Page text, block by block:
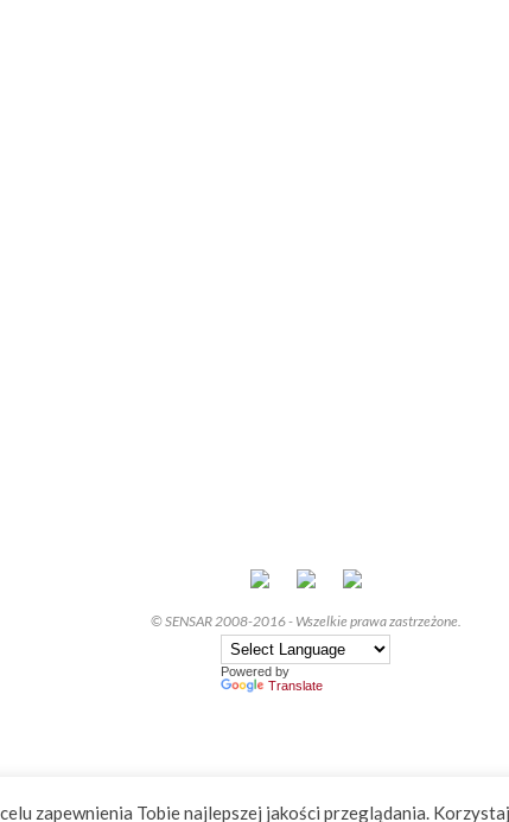
© SENSAR 2008-2016 - Wszelkie prawa zastrzeżone.
Powered by
Translate
zapewnienia Tobie najlepszej jakości przeglądania.